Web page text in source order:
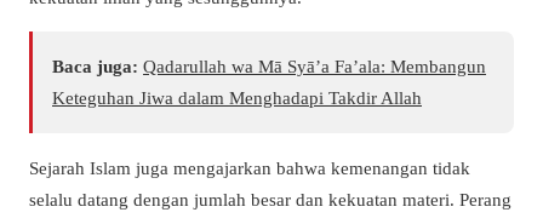
Baca juga: Qadarullah wa Mā Syā’a Fa’ala: Membangun
Keteguhan Jiwa dalam Menghadapi Takdir Allah
Sejarah Islam juga mengajarkan bahwa kemenangan tidak
selalu datang dengan jumlah besar dan kekuatan materi. Perang